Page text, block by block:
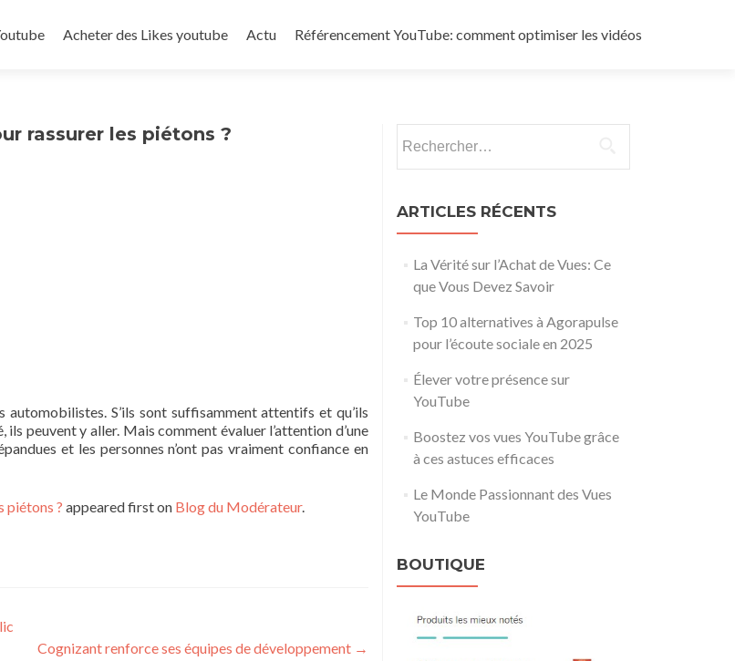
Acheter des Likes youtube Actu Référencement YouTube: comment optimiser les vidéos
rassurer les piétons ?
S’ils sont suffisamment attentifs et qu’ils
peuvent y aller. Mais comment évaluer l’attention d’une
et les personnes n’ont pas vraiment confiance en
piétons ? appeared first on Blog du Modérateur.
Cognizant renforce ses équipes de développement →
ARTICLES RÉCENTS
La Vérité sur l’Achat de Vues: Ce
que Vous Devez Savoir
Top 10 alternatives à Agorapulse
pour l’écoute sociale en 2025
Élever votre présence sur
YouTube
Boostez vos vues YouTube grâce
à ces astuces efficaces
Le Monde Passionnant des Vues
YouTube
BOUTIQUE